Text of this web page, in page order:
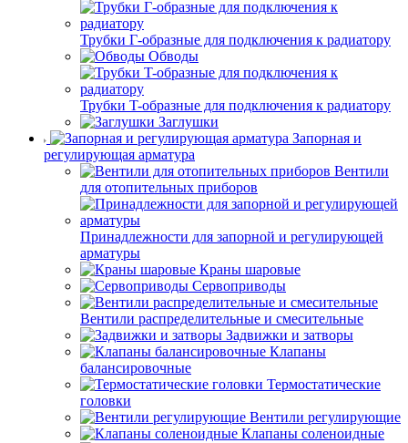
Трубки Г-образные для подключения к радиатору
Обводы
Трубки T-образные для подключения к радиатору
Заглушки
Запорная и
регулирующая арматура
Вентили
для отопительных приборов
Принадлежности для запорной и регулирующей
арматуры
Краны шаровые
Сервоприводы
Вентили распределительные и смесительные
Задвижки и затворы
Клапаны
балансировочные
Термостатические
головки
Вентили регулирующие
Клапаны соленоидные